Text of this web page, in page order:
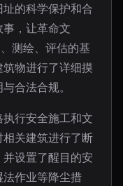
的科学保护和合
，让革命文
测绘、评估的基
物进行了详细摸
合法合规。
行安全施工和文
关建筑进行了断
设置了醒目的安
作业等降尘措